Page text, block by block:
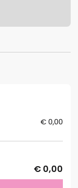
€ 0,00
€ 0,00